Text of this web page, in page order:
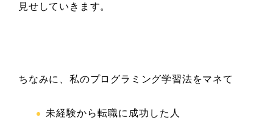
見せしていきます。
ちなみに、私のプログラミング学習法をマネて
未経験から転職に成功した人